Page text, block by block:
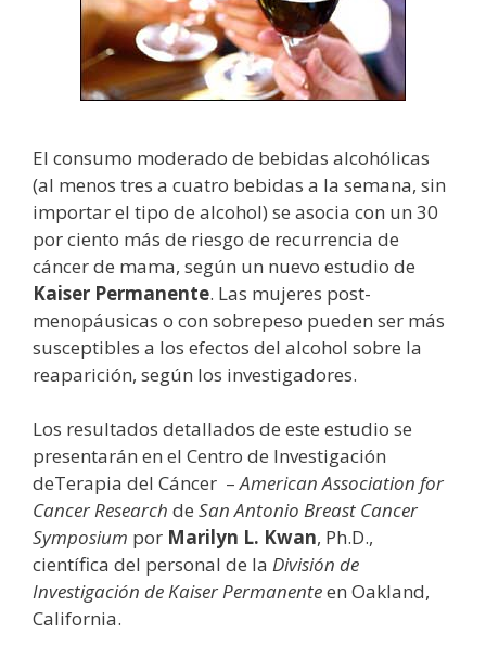
El consumo moderado de bebidas alcohólicas
(al menos tres a cuatro bebidas a la semana, sin
importar el tipo de alcohol) se asocia con un 30
por ciento más de riesgo de recurrencia de
cáncer de mama, según un nuevo estudio de
Kaiser Permanente. Las mujeres post-
menopáusicas o con sobrepeso pueden ser más
susceptibles a los efectos del alcohol sobre la
reaparición, según los investigadores.
Los resultados detallados de este estudio se
presentarán en el Centro de Investigación
deTerapia del Cáncer –American Association for
Cancer Research de San Antonio Breast Cancer
Symposium por Marilyn L. Kwan, Ph.D.,
científica del personal de la División de
Investigación de Kaiser Permanenteen Oakland,
California.